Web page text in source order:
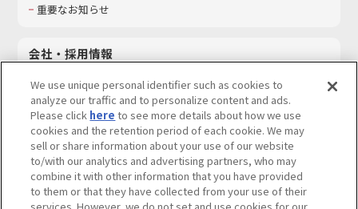
重要なお知らせ
会社・採用情報
採用情報
サステナビリティ
お問い合わせ
We use unique personal identifier such as cookies to
analyze our traffic and to personalize content and ads.
Please click here to see more details about how we use
cookies and the retention period of each cookie. We may
sell or share information about your use of our website
to/with our analytics and advertising partners, who may
combine it with other information that you have provided
to them or that they have collected from your use of their